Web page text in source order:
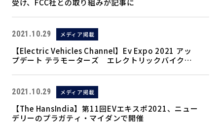
受け、FCC社との取り組みが記事に
2021.10.29 メディア掲載
【Electric Vehicles Channel】Ev Expo 2021 アッ
プデート テラモーターズ エレクトリックバイク＆
2021.10.29 メディア掲載
【The HansIndia】第11回EVエキスポ2021、ニュー
デリーのプラガティ・マイダンで開催